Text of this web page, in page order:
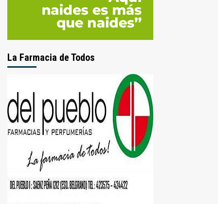
La Farmacia de Todos